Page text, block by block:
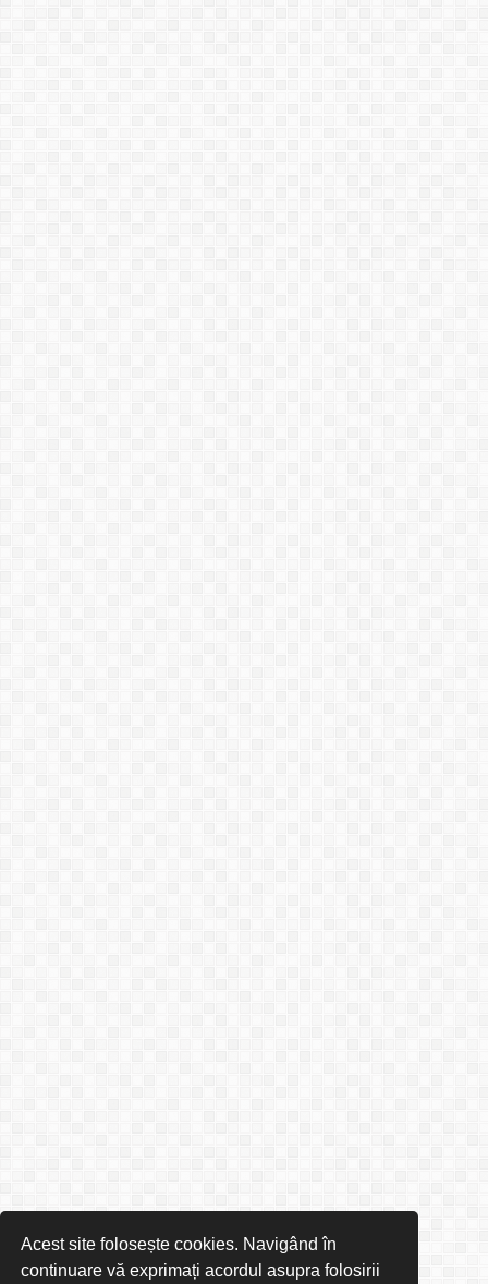
Acest site folosește cookies. Navigând în
continuare vă exprimați acordul asupra folosirii